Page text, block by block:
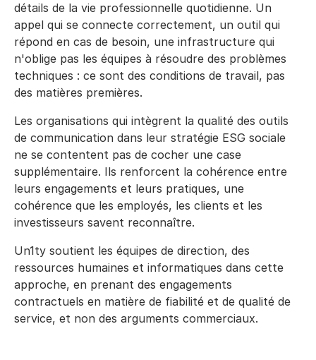
détails de la vie professionnelle quotidienne. Un
appel qui se connecte correctement, un outil qui
répond en cas de besoin, une infrastructure qui
n'oblige pas les équipes à résoudre des problèmes
techniques : ce sont des conditions de travail, pas
des matières premières.
Les organisations qui intègrent la qualité des outils
de communication dans leur stratégie ESG sociale
ne se contentent pas de cocher une case
supplémentaire. Ils renforcent la cohérence entre
leurs engagements et leurs pratiques, une
cohérence que les employés, les clients et les
investisseurs savent reconnaître.
Un1ty soutient les équipes de direction, des
ressources humaines et informatiques dans cette
approche, en prenant des engagements
contractuels en matière de fiabilité et de qualité de
service, et non des arguments commerciaux.